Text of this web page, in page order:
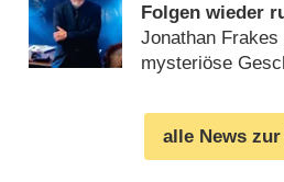
Folgen wieder
Jonathan
mysteriöse
alle News